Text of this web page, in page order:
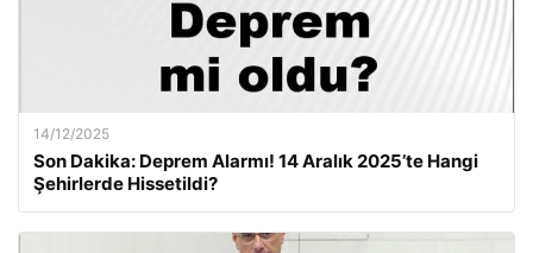
14/12/2025
Son Dakika: Deprem Alarmı! 14 Aralık 2025’te Hangi
Şehirlerde Hissetildi?